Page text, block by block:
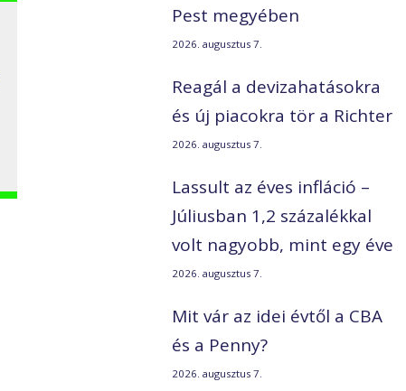
Pest megyében
2026. augusztus 7.
Reagál a devizahatásokra
és új piacokra tör a Richter
2026. augusztus 7.
Lassult az éves infláció –
Júliusban 1,2 százalékkal
volt nagyobb, mint egy éve
2026. augusztus 7.
Mit vár az idei évtől a CBA
és a Penny?
2026. augusztus 7.